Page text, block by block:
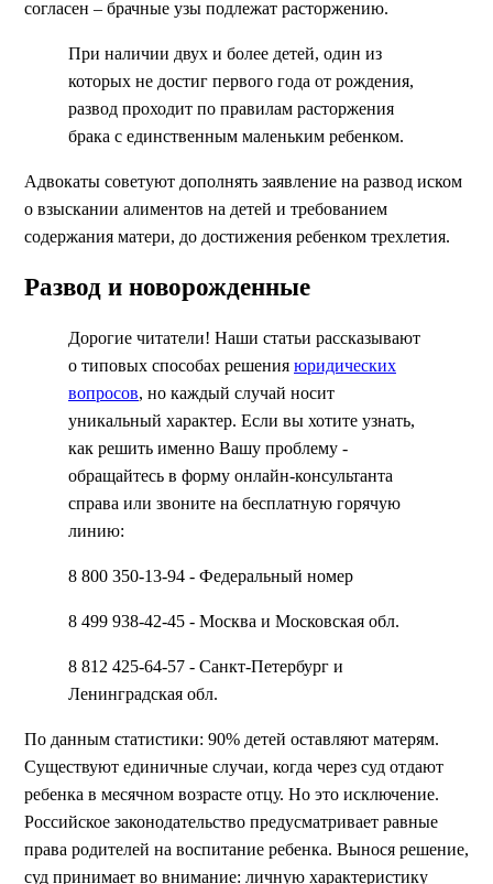
согласен – брачные узы подлежат расторжению.
При наличии двух и более детей, один из
которых не достиг первого года от рождения,
развод проходит по правилам расторжения
брака с единственным маленьким ребенком.
Адвокаты советуют дополнять заявление на развод иском
о взыскании алиментов на детей и требованием
содержания матери, до достижения ребенком трехлетия.
Развод и новорожденные
Дорогие читатели! Наши статьи рассказывают
о типовых способах решения юридических
вопросов, но каждый случай носит
уникальный характер. Если вы хотите узнать,
как решить именно Вашу проблему -
обращайтесь в форму онлайн-консультанта
справа или звоните на бесплатную горячую
линию:
8 800 350-13-94 - Федеральный номер
8 499 938-42-45 - Москва и Московская обл.
8 812 425-64-57 - Санкт-Петербург и
Ленинградская обл.
По данным статистики: 90% детей оставляют матерям.
Существуют единичные случаи, когда через суд отдают
ребенка в месячном возрасте отцу. Но это исключение.
Российское законодательство предусматривает равные
права родителей на воспитание ребенка. Вынося решение,
суд принимает во внимание: личную характеристику